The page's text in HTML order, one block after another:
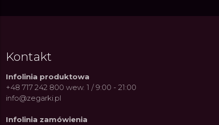
Kontakt
Infolinia produktowa
+48 717 242 800 wew. 1 / 9:00 - 21:00
info@zegarki.pl
Infolinia zamówienia